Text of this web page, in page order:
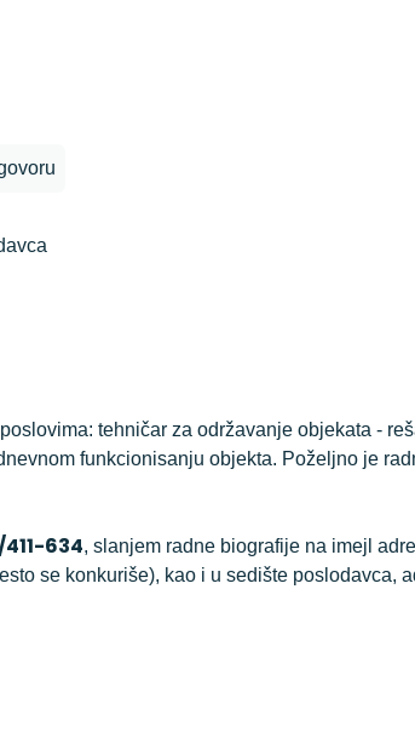
tehničar za održavanje objekata -
funkcionisanju objekta. Poželjno je
634, slanjem radne biografije na imejl
se konkuriše), kao i u sedište poslodavca,